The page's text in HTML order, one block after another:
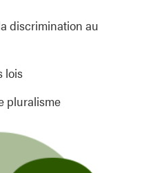
discrimination au
lois
pluralisme